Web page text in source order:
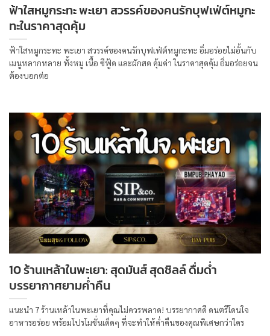
ฟ้าใสหมูกระทะ พะเยา สวรรค์ของคนรักบุฟเฟ่ต์หมูกะ
ทะในราคาสุดคุ้ม
ฟ้าใสหมูกระทะ พะเยา สวรรค์ของคนรักบุฟเฟ่ต์หมูกะทะ อิ่มอร่อยไม่อั้นกับ
เมนูหลากหลาย ทั้งหมู เนื้อ ซีฟู้ด และผักสด คุ้มค่า ในราคาสุดคุ้ม อิ่มอร่อยจน
ต้องบอกต่อ
10 ร้านเหล้าในพะเยา: สุดมันส์ สุดชิลล์ ดื่มด่ำ
บรรยากาศยามค่ำคืน
แนะนำ 7 ร้านเหล้าในพะเยาที่คุณไม่ควรพลาด! บรรยากาศดี ดนตรีโดนใจ
อาหารอร่อย พร้อมโปรโมชั่นเด็ดๆ ที่จะทำให้ค่ำคืนของคุณพิเศษกว่าใคร